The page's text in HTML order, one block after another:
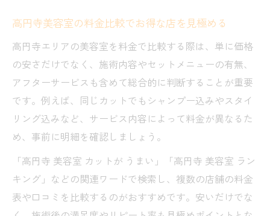
高円寺美容室の料金比較でお得な店を見極める
高円寺エリアの美容室を料金で比較する際は、単に価格
の安さだけでなく、施術内容やセットメニューの有無、
アフターサービスも含めて総合的に判断することが重要
です。例えば、同じカットでもシャンプー込みやスタイ
リング込みなど、サービス内容によって料金が異なるた
め、事前に明細を確認しましょう。
「高円寺 美容室 カットが うまい」「高円寺 美容室 ラン
キング」などの関連ワードで検索し、複数の店舗の料金
表や口コミを比較するのがおすすめです。安いだけでな